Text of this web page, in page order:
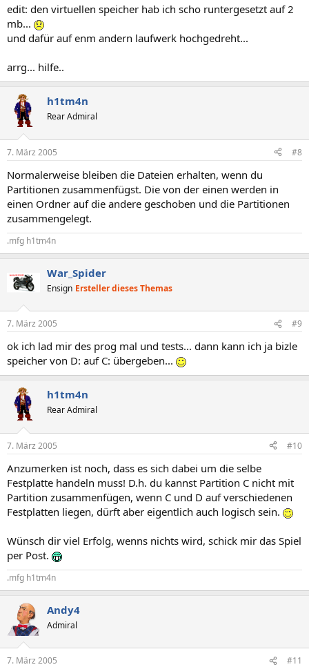
edit: den virtuellen speicher hab ich scho runtergesetzt auf 2
mb...
und dafür auf enm andern laufwerk hochgedreht...
arrg... hilfe..
h1tm4n
Rear Admiral
7. März 2005 #8
Normalerweise bleiben die Dateien erhalten, wenn du
Partitionen zusammenfügst. Die von der einen werden in
einen Ordner auf die andere geschoben und die Partitionen
zusammengelegt.
.mfg h1tm4n
War_Spider
Ensign Ersteller dieses Themas
7. März 2005 #9
ok ich lad mir des prog mal und tests... dann kann ich ja bizle
speicher von D: auf C: übergeben...
h1tm4n
Rear Admiral
7. März 2005 #10
Anzumerken ist noch, dass es sich dabei um die selbe
Festplatte handeln muss! D.h. du kannst Partition C nicht mit
Partition zusammenfügen, wenn C und D auf verschiedenen
Festplatten liegen, dürft aber eigentlich auch logisch sein.
Wünsch dir viel Erfolg, wenns nichts wird, schick mir das Spiel
per Post.
.mfg h1tm4n
Andy4
Admiral
7. März 2005 #11